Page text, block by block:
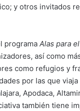
y otros invitados
programa Alas para
así como
como refugios y
por las que
Apodaca,
también tiene